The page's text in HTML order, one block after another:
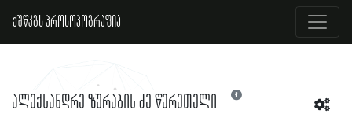
ქშწკგს პროსოპოგრაფია
ალექსანდრე ზურაბის ძე წერეთელი